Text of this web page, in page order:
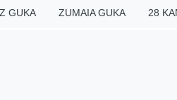
GUKA
ZUMAIA GUKA 28